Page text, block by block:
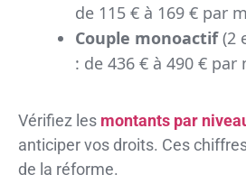
de 115 € à 169 € par
Couple monoactif(2
: de 436 € à 490 € par
Vérifiez les montants par
anticiper vos droits. Ces
de la réforme.